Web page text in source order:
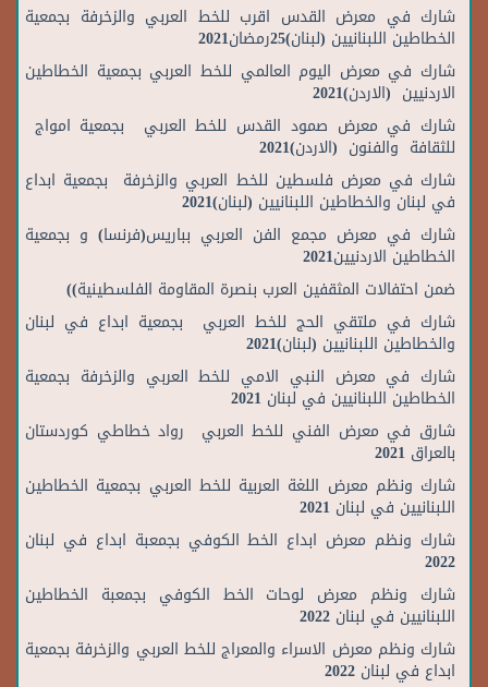
شارك في معرض القدس اقرب للخط العربي والزخرفة بجمعية
الخطاطين اللبنانيين (لبنان)25رمضان2021
شارك في معرض اليوم العالمي للخط العربي بجمعية الخطاطين
الاردنيين (الاردن)2021
شارك في معرض صمود القدس للخط العربي بجمعية امواج
للثقافة والفنون (الاردن)2021
شارك في معرض فلسطين للخط العربي والزخرفة بجمعية ابداع
في لبنان والخطاطين اللبنانيين (لبنان)2021
شارك في معرض مجمع الفن العربي بباريس(فرنسا) و بجمعية
الخطاطين الاردنيين2021
ضمن احتفالات المثقفين العرب بنصرة المقاومة الفلسطينية))
شارك في ملتقي الحج للخط العربي بجمعية ابداع في لبنان
والخطاطين اللبنانيين (لبنان)2021
شارك في معرض النبي الامي للخط العربي والزخرفة بجمعية
الخطاطين اللبنانيين في لبنان 2021
شارق في معرض الفني للخط العربي رواد خطاطي كوردستان
بالعراق 2021
شارك ونظم معرض اللغة العربية للخط العربي بجمعية الخطاطين
اللبنانيين في لبنان 2021
شارك ونظم معرض ابداع الخط الكوفي بجمعبة ابداع في لبنان
2022
شارك ونظم معرض لوحات الخط الكوفي بجمعبة الخطاطين
اللبنانيين في لبنان 2022
شارك ونظم معرض الاسراء والمعراج للخط العربي والزخرفة بجمعية
ابداع في لبنان 2022